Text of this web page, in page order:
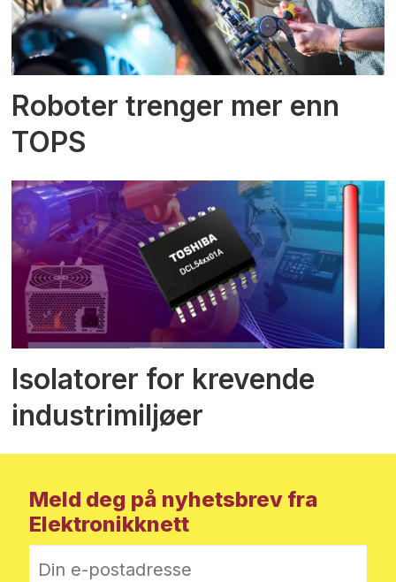
Roboter trenger mer enn
TOPS
Isolatorer for krevende
industrimiljøer
Meld deg på nyhetsbrev fra
Elektronikknett